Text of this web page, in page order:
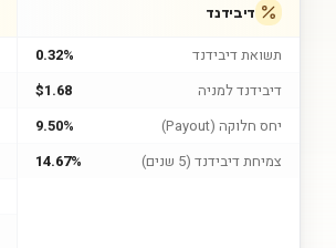
דיבידנד
תשואת דיבידנד
0.32%
דיבידנד למניה
$1.68
יחס חלוקה (Payout)
9.50%
צמיחת דיבידנד (5 שנים)
14.67%